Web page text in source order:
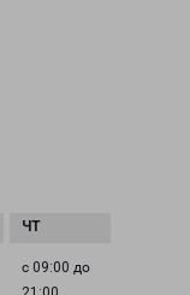
с 09:00 до